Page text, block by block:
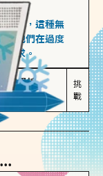
需求，這種無
讓他們在過度
需求。
立界線
情感依賴
挑
戰